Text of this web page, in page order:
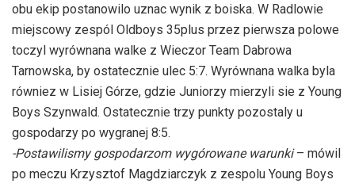
obu ekip postanowilo uznac wynik z boiska. W Radlowie
miejscowy zespól Oldboys 35plus przez pierwsza polowe
toczyl wyrównana walke z Wieczor Team Dabrowa
Tarnowska, by ostatecznie ulec 5:7. Wyrównana walka byla
równiez w Lisiej Górze, gdzie Juniorzy mierzyli sie z Young
Boys Szynwald. Ostatecznie trzy punkty pozostaly u
gospodarzy po wygranej 8:5.
-Postawilismy gospodarzom wygórowane warunki– mówil
po meczu Krzysztof Magdziarczyk z zespolu Young Boys